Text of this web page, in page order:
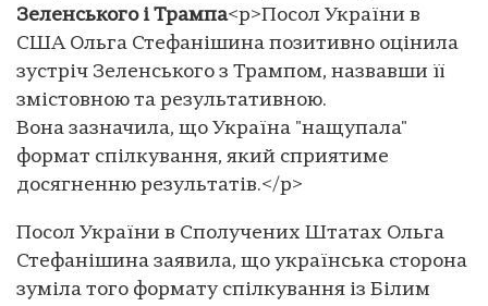
Зеленського і Трампа<p>Посол України в
США Ольга Стефанішина позитивно оцінила
зустріч Зеленського з Трампом, назвавши її
змістовною та результативною.
Вона зазначила, що Україна "нащупала"
формат спілкування, який сприятиме
досягненню результатів.</p>
Посол України в Сполучених Штатах Ольга
Стефанішина заявила, що українська сторона
зуміла того формату спілкування із Білим